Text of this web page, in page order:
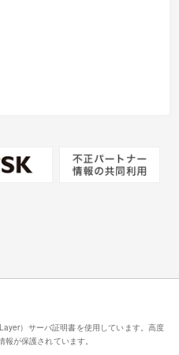
）サーバ証明書を使用しています。高度
が保護されています。